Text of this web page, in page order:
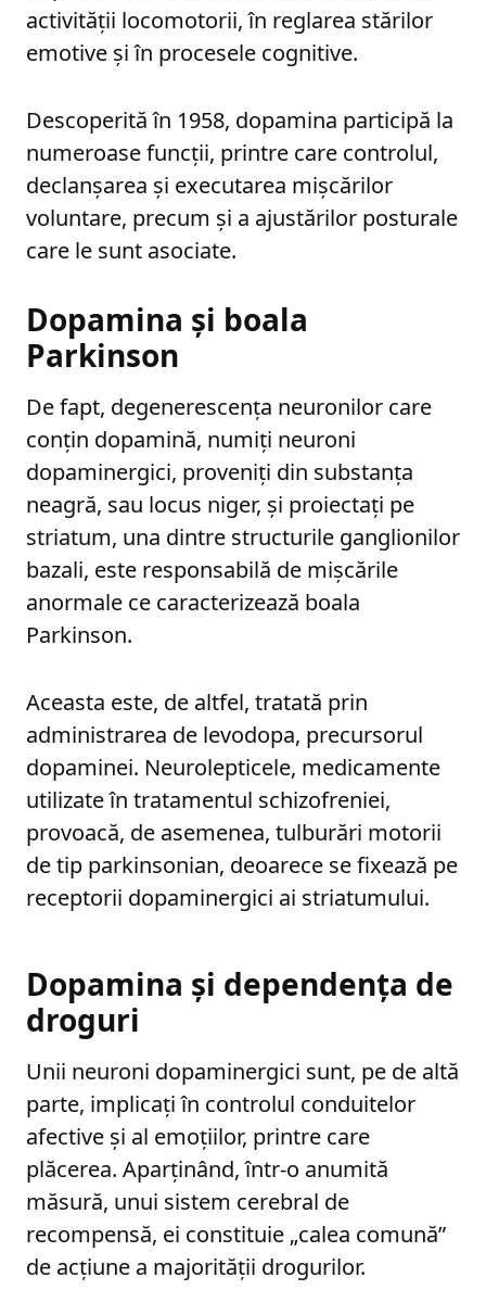
activității locomotorii, în reglarea stărilor
emotive și în procesele cognitive.
Descoperită în 1958, dopamina participă la
numeroase funcții, printre care controlul,
declanșarea și executarea mișcărilor
voluntare, precum și a ajustărilor posturale
care le sunt asociate.
Dopamina și boala
Parkinson
De fapt, degenerescența neuronilor care
conțin dopamină, numiți neuroni
dopaminergici, proveniți din substanța
neagră, sau locus niger, și proiectați pe
striatum, una dintre structurile ganglionilor
bazali, este responsabilă de mișcările
anormale ce caracterizează boala
Parkinson.
Aceasta este, de altfel, tratată prin
administrarea de levodopa, precursorul
dopaminei. Neurolepticele, medicamente
utilizate în tratamentul schizofreniei,
provoacă, de asemenea, tulburări motorii
de tip parkinsonian, deoarece se fixează pe
receptorii dopaminergici ai striatumului.
Dopamina și dependența de
droguri
Unii neuroni dopaminergici sunt, pe de altă
parte, implicați în controlul conduitelor
afective și al emoțiilor, printre care
plăcerea. Aparținând, într-o anumită
măsură, unui sistem cerebral de
recompensă, ei constituie „calea comună”
de acțiune a majorității drogurilor.